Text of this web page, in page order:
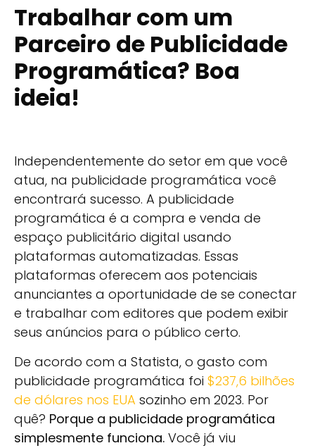
Trabalhar com um
Parceiro de Publicidade
Programática? Boa
ideia!
Independentemente do setor em que você
atua, na publicidade programática você
encontrará sucesso. A publicidade
programática é a compra e venda de
espaço publicitário digital usando
plataformas automatizadas. Essas
plataformas oferecem aos potenciais
anunciantes a oportunidade de se conectar
e trabalhar com editores que podem exibir
seus anúncios para o público certo.
De acordo com a Statista, o gasto com
publicidade programática foi $237,6 bilhões
de dólares nos EUA sozinho em 2023. Por
quê? Porque a publicidade programática
simplesmente funciona. Você já viu